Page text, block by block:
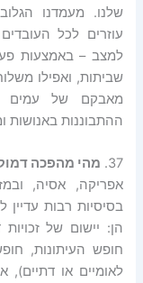
שלנו. מעמדנו
עוזרים לכל
למצב – באמצעות
שביתות, ואפילו
מאבקם של עמים
ההתבוננות באנושות
37. מהי מהפכה
אפריקה, אסיה,
בסיסיות רבות
הן: יישום של
חופש העיתונות,
לאומיים או